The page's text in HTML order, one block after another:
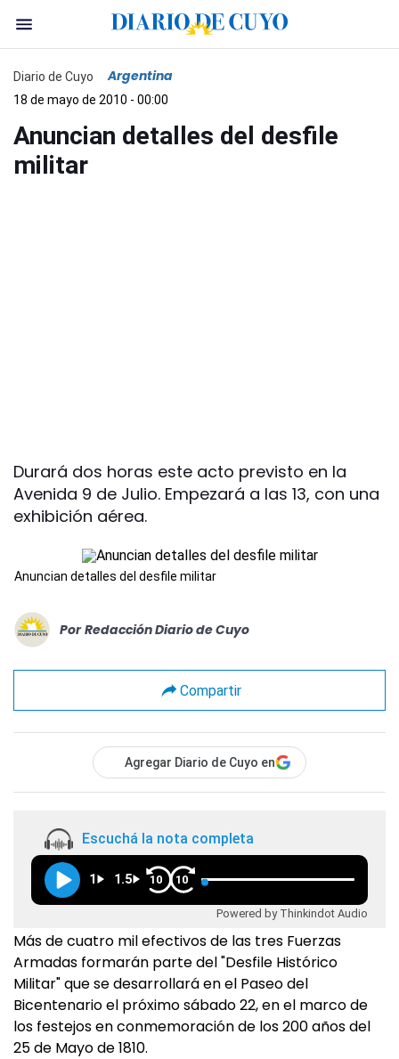
Diario de Cuyo Argentina
18 de mayo de 2010 - 00:00
Anuncian detalles del desfile
militar
Durará dos horas este acto previsto en la
Avenida 9 de Julio. Empezará a las 13, con una
exhibición aérea.
Anuncian detalles del desfile militar
Por Redacción Diario de Cuyo
Compartir
Agregar Diario de Cuyo en
Escuchá la nota completa
1 1.5 10 10
Powered by Thinkindot Audio
Más de cuatro mil efectivos de las tres Fuerzas
Armadas formarán parte del "Desfile Histórico
Militar" que se desarrollará en el Paseo del
Bicentenario el próximo sábado 22, en el marco de
los festejos en conmemoración de los 200 años del
25 de Mayo de 1810.